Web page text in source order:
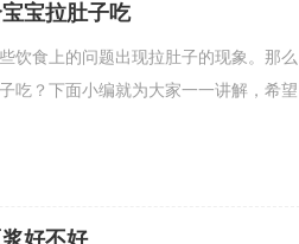
宝拉肚子吃
饮食上的问题出现拉肚子的现象。那么
吃？下面小编就为大家一一讲解，希望
好不好